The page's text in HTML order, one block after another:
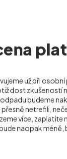
už při
dost zkušeností
budeme
netrefili,
více, zaplatíte
naopak méně,